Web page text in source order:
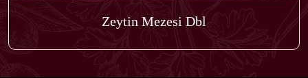
Zeytin Mezesi Dbl